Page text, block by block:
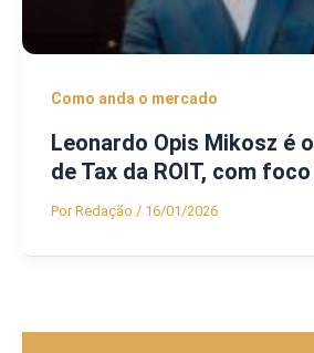
Como anda o mercado
Leonardo Opis Mikosz é
de Tax da ROIT, com
PorRedação / 16/01/2026